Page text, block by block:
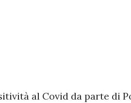
al Covid da parte di